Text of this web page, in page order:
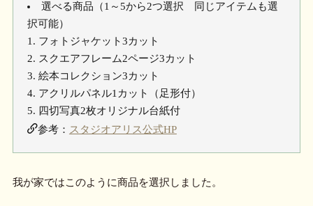
選べる商品（1～5から2つ選択 同じアイテムも選
択可能）
フォトジャケット3カット
スクエアフレーム2ページ3カット
絵本コレクション3カット
アクリルパネル1カット（足形付）
四切写真2枚オリジナル台紙付
参考： スタジオアリス公式HP
我が家ではこのように商品を選択しました。